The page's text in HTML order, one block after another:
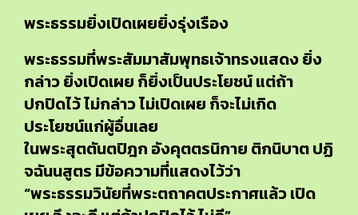
พระธรรมยิ่งเปิดเผยยิ่งรุ่งเรือง
พระธรรมที่พระสัมมาสัมพุทธเจ้าทรงแสดง ยิ่ง
กล่าว ยิ่งเปิดเผย ก็ยิ่งเป็นประโยชน์ แต่ถ้า
ปกปิดไว้ ไม่กล่าว ไม่เปิดเผย ก็จะไม่เกิด
ประโยชน์แก่ผู้อื่นเลย
ในพระสุตตันตปิฎก อังคุตตรนิกาย ติกนิบาต ปฏิ
จฉันนสูตร มีข้อความที่แสดงไว้ว่า
“พระธรรมวินัยที่พระตถาคตประกาศแล้ว เปิด